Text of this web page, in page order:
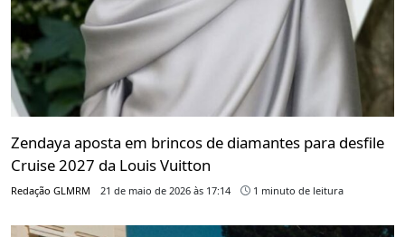
Zendaya aposta em brincos de diamantes para desfile
Cruise 2027 da Louis Vuitton
Redação GLMRM 21 de maio de 2026 às 17:14 1 minuto de leitura